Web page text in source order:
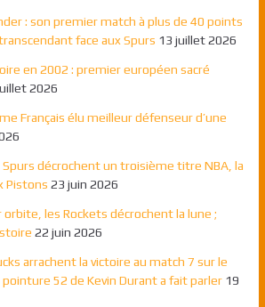
: son premier match à plus de 40 points
face aux Spurs 13 juillet 2026
en 2002 : premier européen sacré
2026
Français élu meilleur défenseur d’une
Spurs décrochent un troisième titre NBA, la
Pistons 23 juin 2026
orbite, les Rockets décrochent la lune ;
22 juin 2026
arrachent la victoire au match 7 sur le
52 de Kevin Durant a fait parler 19